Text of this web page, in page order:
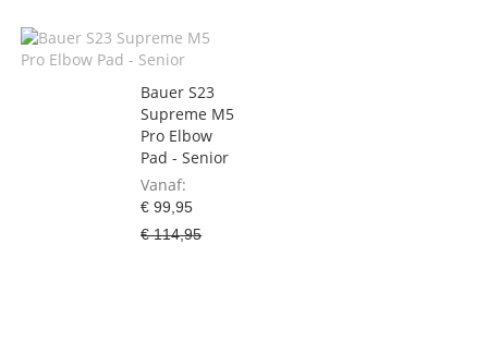
Bauer S23
Supreme M5
Pro Elbow
Pad - Senior
Vanaf
€ 99,95
€ 114,95